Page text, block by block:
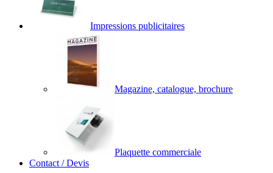
Impressions publicitaires
Magazine, catalogue, brochure
Plaquette commerciale
Contact / Devis